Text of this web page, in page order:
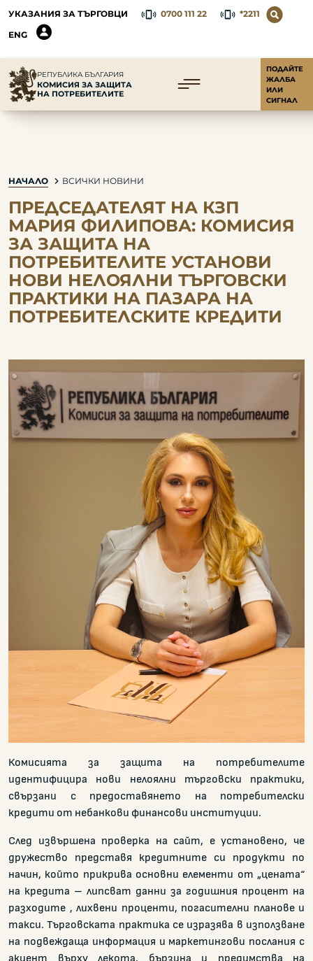
УКАЗАНИЯ ЗА ТЪРГОВЦИ 0700 111 22
*2211
ENG
РЕПУБЛИКА БЪЛГАРИЯ
КОМИСИЯ ЗА ЗАЩИТА
НА ПОТРЕБИТЕЛИТЕ
ПОДАЙТЕ
ЖАЛБА
ИЛИ
СИГНАЛ
НАЧАЛО ВСИЧКИ НОВИНИ
ПРЕДСЕДАТЕЛЯТ НА КЗП
МАРИЯ ФИЛИПОВА: КОМИСИЯ
ЗА ЗАЩИТА НА
ПОТРЕБИТЕЛИТЕ УСТАНОВИ
НОВИ НЕЛОЯЛНИ ТЪРГОВСКИ
ПРАКТИКИ НА ПАЗАРА НА
ПОТРЕБИТЕЛСКИТЕ КРЕДИТИ
Комисията за защита на потребителите
идентифицира нови нелоялни търговски практики,
свързани с предоставянето на потребителски
кредити от небанкови финансови институции.
След извършена проверка на сайт, е установено, че
дружество представя кредитните си продукти по
начин, който прикрива основни елементи от „цената“
на кредита – липсват данни за годишния процент на
разходите , лихвени проценти, погасителни планове и
такси. Търговската практика се изразява в използване
на подвеждаща информация и маркетингови послания с
акцент върху лекота, бързина и предимства на